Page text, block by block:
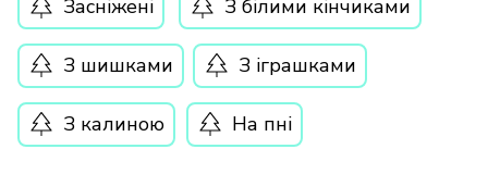
З іграшками
З калиною На пні
З шишками
З білими кінчиками
Засніжені